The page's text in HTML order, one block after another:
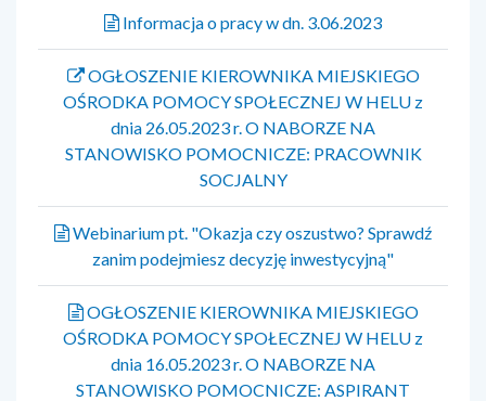
Informacja o pracy w dn. 3.06.2023
OGŁOSZENIE KIEROWNIKA MIEJSKIEGO
OŚRODKA POMOCY SPOŁECZNEJ W HELU z
dnia 26.05.2023 r. O NABORZE NA
STANOWISKO POMOCNICZE: PRACOWNIK
SOCJALNY
Webinarium pt. "Okazja czy oszustwo? Sprawdź
zanim podejmiesz decyzję inwestycyjną"
OGŁOSZENIE KIEROWNIKA MIEJSKIEGO
OŚRODKA POMOCY SPOŁECZNEJ W HELU z
dnia 16.05.2023 r. O NABORZE NA
STANOWISKO POMOCNICZE: ASPIRANT